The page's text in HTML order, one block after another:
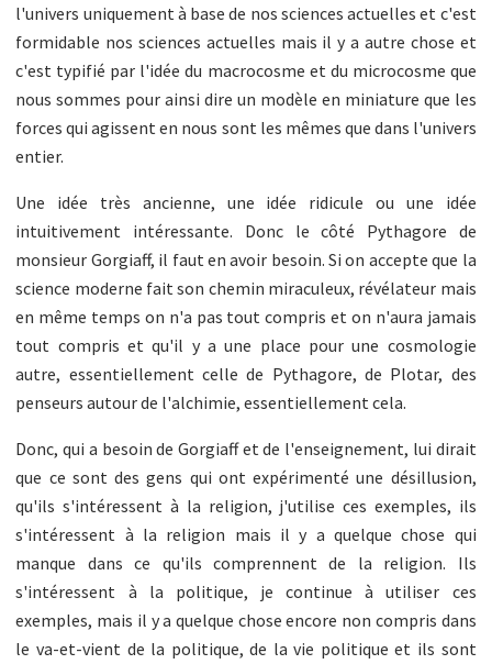
l'univers uniquement à base de nos sciences actuelles et c'est
formidable nos sciences actuelles mais il y a autre chose et
c'est typifié par l'idée du macrocosme et du microcosme que
nous sommes pour ainsi dire un modèle en miniature que les
forces qui agissent en nous sont les mêmes que dans l'univers
entier.
Une idée très ancienne, une idée ridicule ou une idée
intuitivement intéressante. Donc le côté Pythagore de
monsieur Gorgiaff, il faut en avoir besoin. Si on accepte que la
science moderne fait son chemin miraculeux, révélateur mais
en même temps on n'a pas tout compris et on n'aura jamais
tout compris et qu'il y a une place pour une cosmologie
autre, essentiellement celle de Pythagore, de Plotar, des
penseurs autour de l'alchimie, essentiellement cela.
Donc, qui a besoin de Gorgiaff et de l'enseignement, lui dirait
que ce sont des gens qui ont expérimenté une désillusion,
qu'ils s'intéressent à la religion, j'utilise ces exemples, ils
s'intéressent à la religion mais il y a quelque chose qui
manque dans ce qu'ils comprennent de la religion. Ils
s'intéressent à la politique, je continue à utiliser ces
exemples, mais il y a quelque chose encore non compris dans
le va-et-vient de la politique, de la vie politique et ils sont